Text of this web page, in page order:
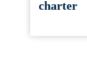
charter